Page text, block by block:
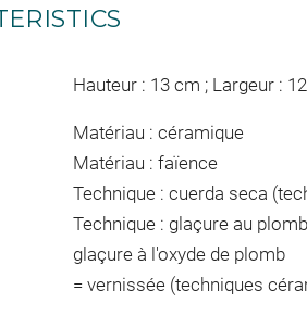
Hauteur : 13 cm ; Largeur :
Matériau : céramique
Matériau : faïence
Technique : cuerda seca
Technique : glaçure au
glaçure à l'oxyde de plomb
= vernissée (techniques